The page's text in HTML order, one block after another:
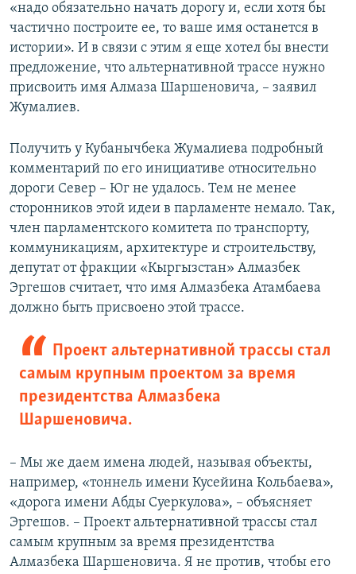
«надо обязательно начать дорогу и, если хотя бы
частично построите ее, то ваше имя останется в
истории». И в связи с этим я еще хотел бы внести
предложение, что альтернативной трассе нужно
присвоить имя Алмаза Шаршеновича, –​ заявил
Жумалиев.
Получить у Кубанычбека Жумалиева подробный
комментарий по его инициативе относительно
дороги Север – Юг не удалось. Тем не менее
сторонников этой идеи в парламенте немало. Так,
член парламентского комитета по транспорту,
коммуникациям, архитектуре и строительству,
депутат от фракции «Кыргызстан» Алмазбек
Эргешов считает, что имя Алмазбека Атамбаева
должно быть присвоено этой трассе.
Проект альтернативной трассы стал
самым крупным проектом за время
президентства Алмазбека
Шаршеновича.
– Мы же даем имена людей, называя объекты,
например, «тоннель имени Кусейина Кольбаева»,
«дорога имени Абды Суеркулова», – объясняет
Эргешов. – Проект альтернативной трассы стал
самым крупным за время президентства
Алмазбека Шаршеновича. Я не против, чтобы его